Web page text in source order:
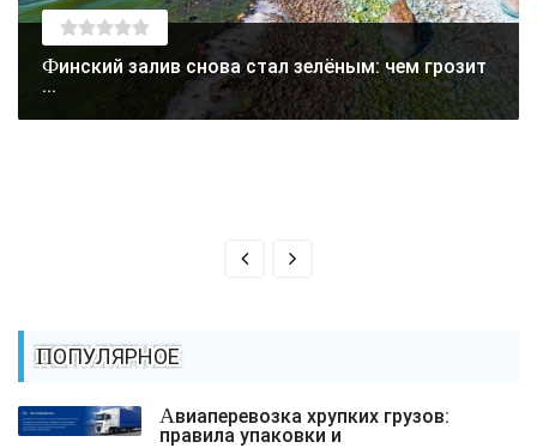
Финский залив снова стал зелёным: чем грозит
...
ПОПУЛЯРНОЕ
Авиаперевозка хрупких грузов:
правила упаковки и